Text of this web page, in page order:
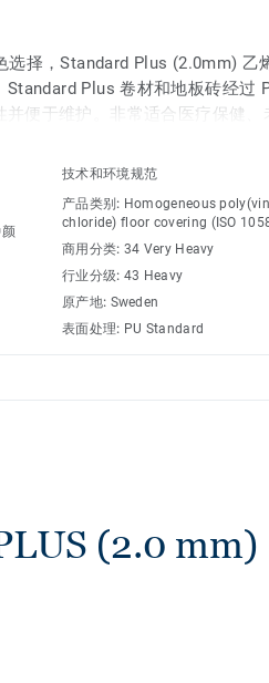
选择，Standard Plus (2.0mm) 乙
Plus 卷材和地板砖经过
并便于维护。非常适合医疗保健、
使用。
技术和环境规范
产品类别: Homogeneous
chloride) floor covering (ISO
商用分类: 34 Very Heavy
行业分级: 43 Heavy
原产地: Sweden
表面处理: PU Standard
(2.0 mm)